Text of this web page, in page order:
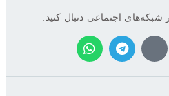
شبکه‌های اجتماعی دنبال کنید: